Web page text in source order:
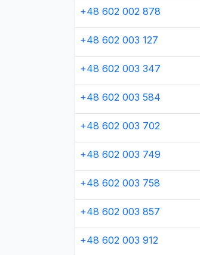
+48 602 002 878
+48 602 003 127
+48 602 003 347
+48 602 003 584
+48 602 003 702
+48 602 003 749
+48 602 003 758
+48 602 003 857
+48 602 003 912